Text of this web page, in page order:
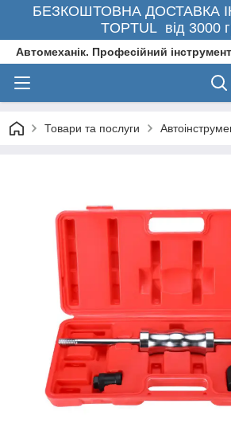
БЕЗКОШТОВНА ДОСТАВКА
TOPTUL від 3000
Автомеханік. Професійний
Товари та послуги